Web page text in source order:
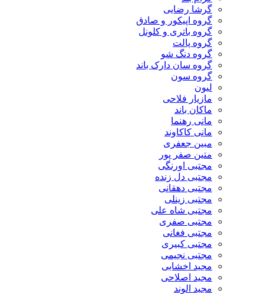
گرشا رضایی
گروه اپیکور و صادق
گروه باتری و کلونل
گروه پالت
گروه دنگ شو
گروه سان دارک باند
گروه سون
لیون
مازیار فلاحی
ماکان باند
مانی رهنما
مانی کاکاوند
مبین جعفری
متین صفر پور
مجتبی اورنگی
مجتبی دل زنده
مجتبی دهقانی
مجتبی زینلی
مجتبی شاه علی
مجتبی صفری
مجتبی فغانی
مجتبی کبیری
مجتبی نجیمی
مجید اخشابی
مجید اصلاحی
مجید الوند‎